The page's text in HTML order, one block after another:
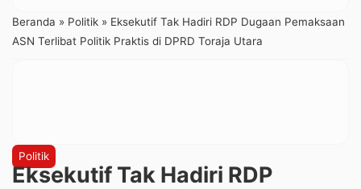
Beranda » Politik » Eksekutif Tak Hadiri RDP Dugaan Pemaksaan
ASN Terlibat Politik Praktis di DPRD Toraja Utara
Politik
Eksekutif Tak Hadiri RDP